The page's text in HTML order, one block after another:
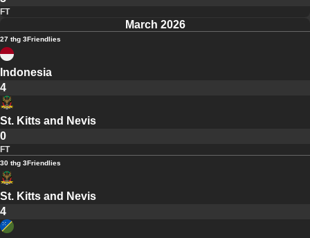
FT
March 2026
27 thg 3Friendlies
Indonesia
4
St. Kitts and Nevis
0
FT
30 thg 3Friendlies
St. Kitts and Nevis
4